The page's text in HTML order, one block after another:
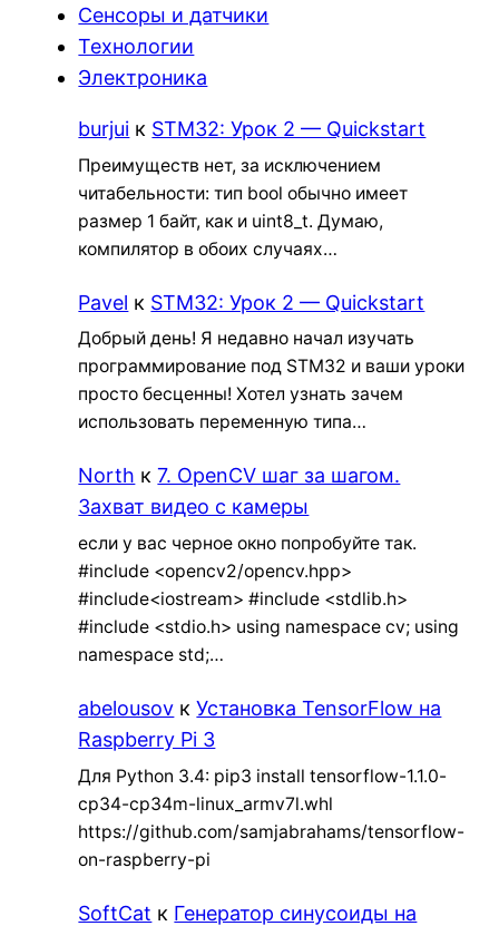
Сенсоры и датчики
Технологии
Электроника
burjui к STM32: Урок 2 — Quickstart
Преимуществ нет, за исключением
читабельности: тип bool обычно имеет
размер 1 байт, как и uint8_t. Думаю,
компилятор в обоих случаях…
Pavel к STM32: Урок 2 — Quickstart
Добрый день! Я недавно начал изучать
программирование под STM32 и ваши уроки
просто бесценны! Хотел узнать зачем
использовать переменную типа…
North к7. OpenCV шаг за шагом.
Захват видео с камеры
если у вас черное окно попробуйте так.
#include <opencv2/opencv.hpp>
#include<iostream> #include <stdlib.h>
#include <stdio.h> using namespace cv; using
namespace std;…
abelousov кУстановка TensorFlow на
Raspberry Pi 3
Для Python 3.4: pip3 install tensorflow-1.1.0-
cp34-cp34m-linux_armv7l.whl
https://github.com/samjabrahams/tensorflow-
on-raspberry-pi
SoftCat к Генератор синусоиды на